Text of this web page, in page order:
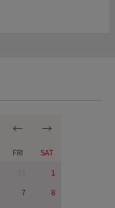
← →
FRI
SAT
1
7
8